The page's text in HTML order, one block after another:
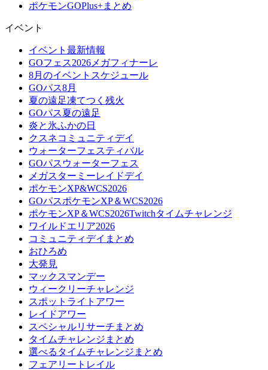
ポケモンGOPlus+まとめ
イベント
イベント最新情報
GOフェス2026メガフィナーレ
8月のイベントスケジュール
GOパス8月
夏の遠足凍てつく残火
GOパス夏の遠足
炎と氷ふかの日
クスネコミュニティデイ
ウォーターフェスティバル
GOパスウォーターフェス
メガスターミーレイドデイ
ポケモンXP&WCS2026
GOパスポケモンXP＆WCS2026
ポケモンXP＆WCS2026Twitchタイムチャレンジ
ワイルドエリア2026
コミュニティデイまとめ
おひろめ
大発見
マックスマンデー
ウィークリーチャレンジ
スポットライトアワー
レイドアワー
スペシャルリサーチまとめ
タイムチャレンジまとめ
選べるタイムチャレンジまとめ
フェアリートレイル